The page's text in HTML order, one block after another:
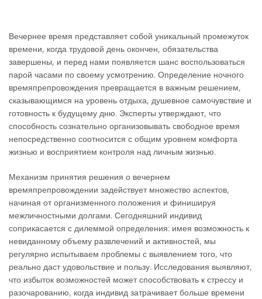
Вечернее время представляет собой уникальный промежуток
времени, когда трудовой день окончен, обязательства
завершены, и перед нами появляется шанс воспользоваться
парой часами по своему усмотрению. Определение ночного
времяпрепровождения превращается в важным решением,
сказывающимся на уровень отдыха, душевное самочувствие и
готовность к будущему дню. Эксперты утверждают, что
способность сознательно организовывать свободное время
непосредственно соотносится с общим уровнем комфорта
жизнью и восприятием контроля над личным жизнью.
Механизм принятия решения о вечернем
времяпрепровождении задействует множество аспектов,
начиная от организменного положения и финишируя
межличностными долгами. Сегодняшний индивид
соприкасается с дилеммой определения: имея возможность к
невиданному объему развлечений и активностей, мы
регулярно испытываем проблемы с выявлением того, что
реально даст удовольствие и пользу. Исследования выявляют,
что избыток возможностей может способствовать к стрессу и
разочарованию, когда индивид затрачивает больше времени